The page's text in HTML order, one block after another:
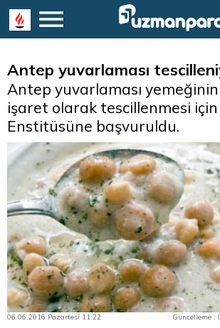
Antep yuvarlaması
Antep yuvarlaması
işaret olarak tescillenmesi
Enstitüsüne başvuruldu.
06.06.2016 Pazartesi 11:22 Güncelleme :